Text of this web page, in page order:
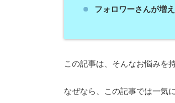
フォロワーさんが増
この記事は、そんなお悩みを
なぜなら、この記事では一気